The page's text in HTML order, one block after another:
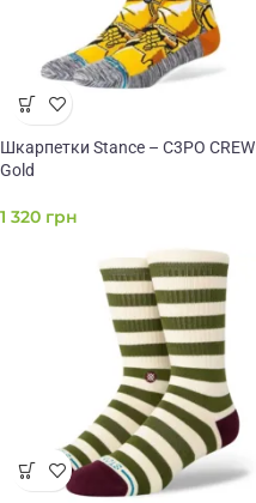
Шкарпетки Stance – C3PO CREW
Gold
1 320 грн